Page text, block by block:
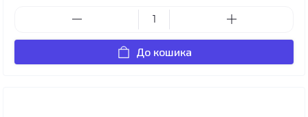
До кошика